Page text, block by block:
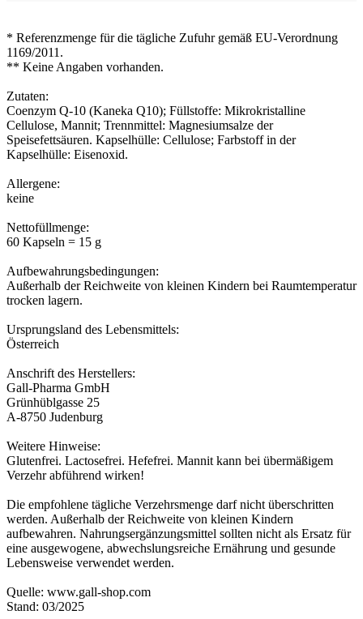
* Referenzmenge für die tägliche Zufuhr gemäß EU-Verordnung
1169/2011.
** Keine Angaben vorhanden.
Zutaten:
Coenzym Q-10 (Kaneka Q10); Füllstoffe: Mikrokristalline
Cellulose, Mannit; Trennmittel: Magnesiumsalze der
Speisefettsäuren. Kapselhülle: Cellulose; Farbstoff in der
Kapselhülle: Eisenoxid.
Allergene:
keine
Nettofüllmenge:
60 Kapseln = 15 g
Aufbewahrungsbedingungen:
Außerhalb der Reichweite von kleinen Kindern bei Raumtemperatur
trocken lagern.
Ursprungsland des Lebensmittels:
Österreich
Anschrift des Herstellers:
Gall-Pharma GmbH
Grünhüblgasse 25
A-8750 Judenburg
Weitere Hinweise:
Glutenfrei. Lactosefrei. Hefefrei. Mannit kann bei übermäßigem
Verzehr abführend wirken!
Die empfohlene tägliche Verzehrsmenge darf nicht überschritten
werden. Außerhalb der Reichweite von kleinen Kindern
aufbewahren. Nahrungsergänzungsmittel sollten nicht als Ersatz für
eine ausgewogene, abwechslungsreiche Ernährung und gesunde
Lebensweise verwendet werden.
Quelle: www.gall-shop.com
Stand: 03/2025